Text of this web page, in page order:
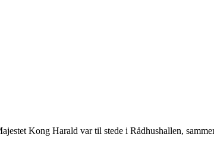
Kong Harald var til stede i Rådhushallen,